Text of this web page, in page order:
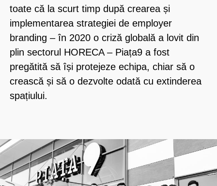
toate că la scurt timp după crearea și
implementarea strategiei de employer
branding – în 2020 o criză globală a lovit din
plin sectorul HORECA – Piața9 a fost
pregătită să își protejeze echipa, chiar să o
crească și să o dezvolte odată cu extinderea
spațiului.